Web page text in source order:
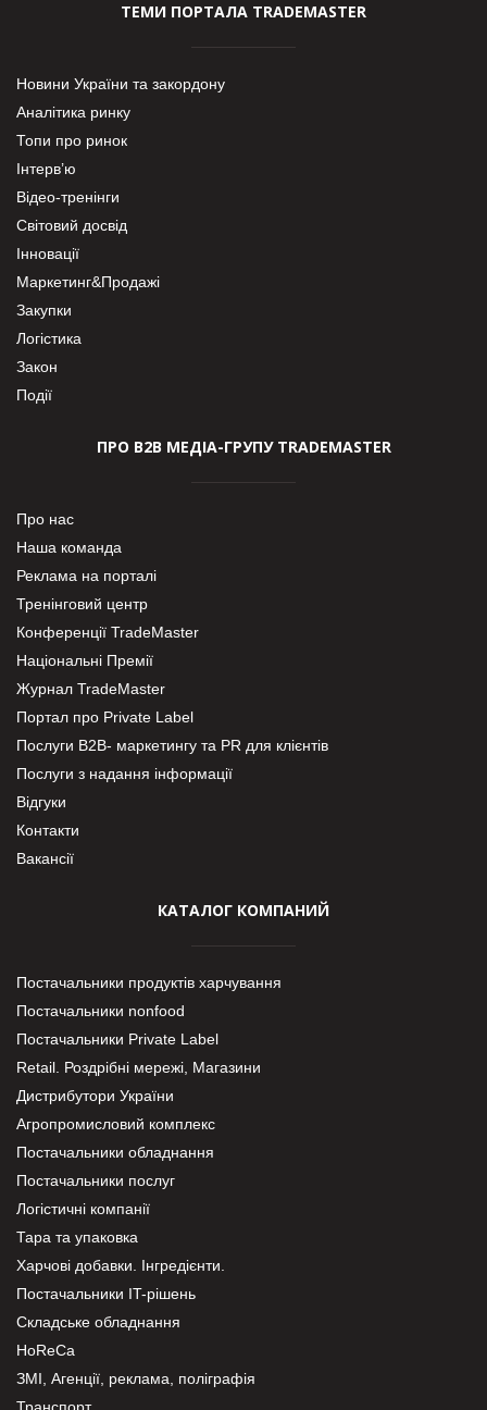
ТЕМИ ПОРТАЛА TRADEMASTER
Новини України та закордону
Аналітика ринку
Топи про ринок
Інтерв’ю
Відео-тренінги
Світовий досвід
Інновації
Маркетинг&Продажі
Закупки
Логістика
Закон
Події
ПРО В2В МЕДІА-ГРУПУ TRADEMASTER
Про нас
Наша команда
Реклама на порталі
Тренінговий центр
Конференції TradeMaster
Національні Премії
Журнал TradeMaster
Портал про Private Label
Послуги В2В- маркетингу та PR для клієнтів
Послуги з надання інформації
Відгуки
Контакти
Вакансії
КАТАЛОГ КОМПАНИЙ
Постачальники продуктів харчування
Постачальники nonfood
Постачальники Private Label
Retail. Роздрібні мережі, Магазини
Дистрибутори України
Агропромисловий комплекс
Постачальники обладнання
Постачальники послуг
Логістичні компанії
Тара та упаковка
Харчові добавки. Інгредієнти.
Постачальники IT-рішень
Складське обладнання
HoReCa
ЗМІ, Агенції, реклама, поліграфія